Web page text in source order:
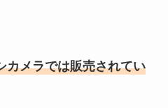
カメラでは販売されてい